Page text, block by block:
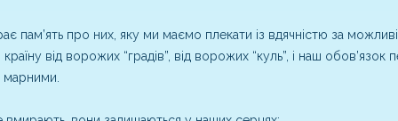
пам’ять про них, яку ми маємо плекати із вдячністю за
країну від ворожих “градів”, від ворожих “куль”, і наш